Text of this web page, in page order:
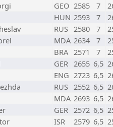
GEO 2585 7
HUN 2593 7
RUS 2580 7
MDA 2634 7
BRA 2571 7
GER 2655 6,5
ENG 2723 6,5
RUS 2552 6,5
MDA 2693 6,5
GER 2572 6,5
ISR 2579 6,5